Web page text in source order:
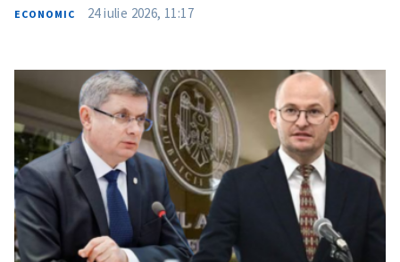
ECONOMIC 24 iulie 2026, 11:17